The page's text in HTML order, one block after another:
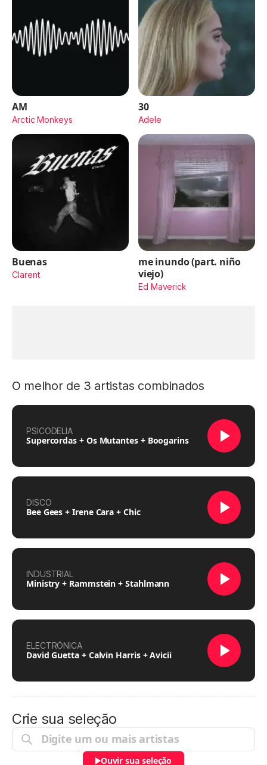
AM
Arctic Monkeys
30
Adele
Buenas
Clarent
me inundo (part. niño
viejo)
Ed Maverick
O melhor de 3 artistas combinados
PSICODELIA
Supercordas + Os Mutantes + Boogarins
DISCO
Bee Gees + Irene Cara + Chic
INDUSTRIAL
Ministry + Rammstein + Stahlmann
ELECTRÓNICA
David Guetta + Calvin Harris + Avicii
Crie sua seleção
Ouvir sua seleção